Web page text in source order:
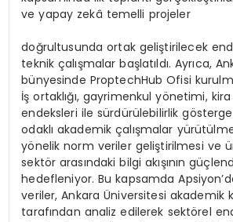
ve yapay zekâ temelli projeler
doğrultusunda ortak geliştirilecek
teknik çalışmalar başlatıldı. Ayrıca,
bünyesinde ProptechHub Ofisi
İş ortaklığı, gayrimenkul yönetimi,
endeksleri ile sürdürülebilirlik
odaklı akademik çalışmalar
yönelik norm veriler geliştirilmesi ve
sektör arasındaki bilgi akışının
hedefleniyor. Bu kapsamda
veriler, Ankara Üniversitesi akademik
tarafından analiz edilerek sektörel